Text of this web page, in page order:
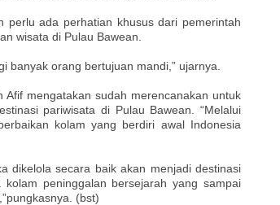
perlu ada perhatian khusus dari pemerintah
wisata di Pulau Bawean.
banyak orang bertujuan mandi,” ujarnya.
Afif mengatakan sudah merencanakan untuk
pariwisata di Pulau Bawean. “Melalui
kolam yang berdiri awal Indonesia
dikelola secara baik akan menjadi destinasi
peninggalan bersejarah yang sampai
(bst)